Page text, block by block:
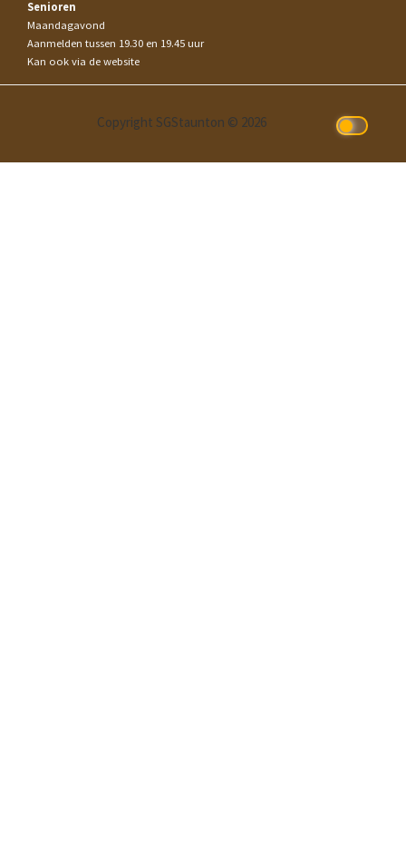
Senioren
Maandagavond
Aanmelden tussen 19.30 en 19.45 uur
Kan ook via de website
Copyright SGStaunton © 2026